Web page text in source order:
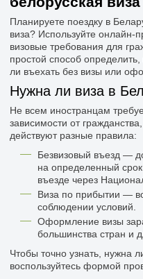
Планируете поездку в
виза? Используйте онлайн-
визовые требования для
простой способ
ли въехать без визы или
Нужна ли виза в
Не всем иностранцам
зависимости от
действуют разные правила:
Безвизовый въезд —
на определенный
въезде через
Виза по прибытии —
соблюдении условий.
Оформление визы
большинства стран и
Чтобы точно узнать, нужна
воспользуйтесь формой